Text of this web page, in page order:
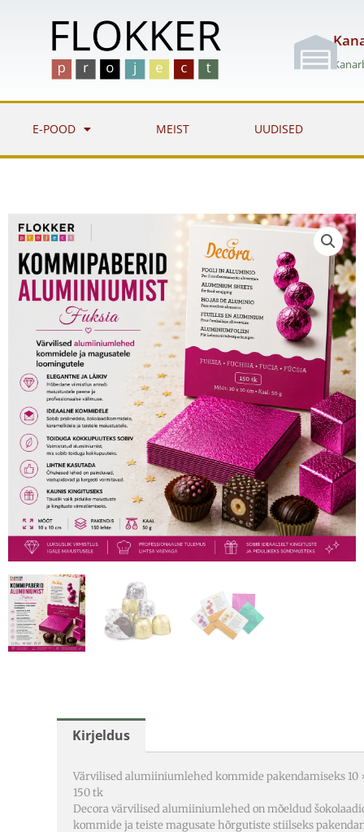
E-POOD MEIST UUDISED
Kirjeldus
Värvilised alumiiniumlehed kommide pakendamiseks 10
150 tk
Decora värvilised alumiiniumlehed on mõeldud
kommide ja teiste magusate hõrgutiste stiilseks